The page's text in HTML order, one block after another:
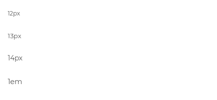
12px
13px
14px
1em